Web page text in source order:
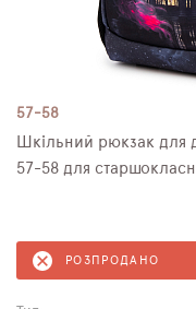
57-58
Шкільний рюкзак для
57-58 для
РОЗПРОДАНО